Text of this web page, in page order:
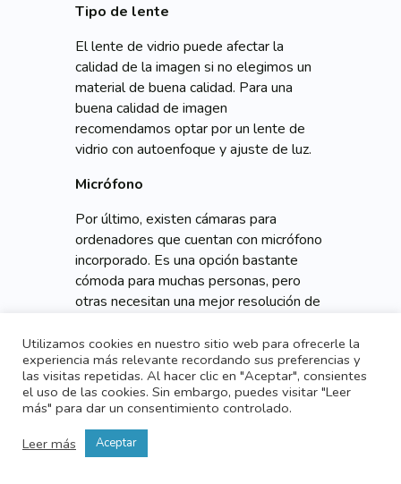
Tipo de lente
El lente de vidrio puede afectar la
calidad de la imagen si no elegimos un
material de buena calidad. Para una
buena calidad de imagen
recomendamos optar por un lente de
vidrio con autoenfoque y ajuste de luz.
Micrófono
Por último, existen cámaras para
ordenadores que cuentan con micrófono
incorporado. Es una opción bastante
cómoda para muchas personas, pero
otras necesitan una mejor resolución de
independiente. Esto dependerá de tus
necesidades.
Utilizamos cookies en nuestro sitio web para ofrecerle la
experiencia más relevante recordando sus preferencias y
las visitas repetidas. Al hacer clic en "Aceptar", consientes
el uso de las cookies. Sin embargo, puedes visitar "Leer
más" para dar un consentimiento controlado.
Leer más
Aceptar